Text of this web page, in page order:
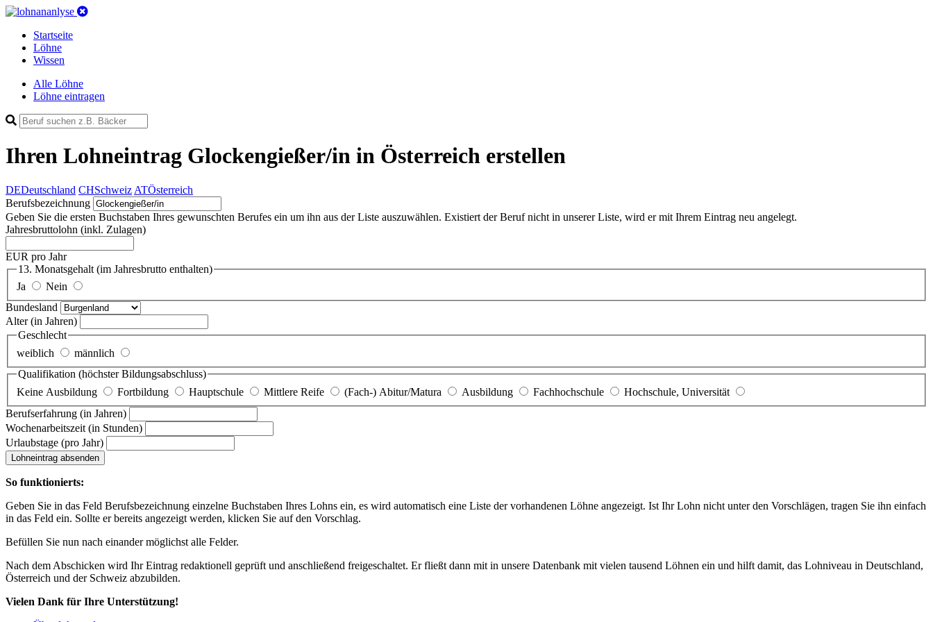
Startseite
Löhne
Wissen
Alle Löhne
Löhne eintragen
Ihren Lohneintrag Glockengießer/in in Österreich erstellen
DEDeutschland CHSchweiz ATÖsterreich
Berufsbezeichnung
Geben Sie die ersten Buchstaben Ihres gewunschten Berufes ein um ihn aus der Liste auszuwählen. Existiert der Beruf nicht in unserer Liste, wird er mit Ihrem Eintrag neu angelegt.
Jahresbruttolohn (inkl. Zulagen)
EUR pro Jahr
13. Monatsgehalt (im Jahresbrutto enthalten)
Ja
Nein
Bundesland
Alter(in Jahren)
Geschlecht
weiblich
männlich
Qualifikation (höchster Bildungsabschluss)
Keine Ausbildung
Fortbildung Hauptschule Mittlere Reife (Fach-) Abitur/Matura Ausbildung Fachhochschule
Hochschule, Universität
Berufserfahrung (in Jahren)
Wochenarbeitszeit (in Stunden)
Urlaubstage (pro Jahr)
Lohneintrag absenden
So funktionierts:
Geben Sie in das Feld Berufsbezeichnung einzelne Buchstaben Ihres Lohns ein, es wird automatisch eine Liste der vorhandenen Löhne angezeigt. Ist Ihr Lohn nicht unter den Vorschlägen, tragen Sie ihn einfach
in das Feld ein. Sollte er bereits angezeigt werden, klicken Sie auf den Vorschlag.
Befüllen Sie nun nach einander möglichst alle Felder.
Nach dem Abschicken wird Ihr Eintrag redaktionell geprüft und anschließend freigeschaltet. Er fließt dann mit in unsere Datenbank mit vielen tausend Löhnen ein und hilft damit, das Lohniveau in Deutschland,
Österreich und der Schweiz abzubilden.
Vielen Dank für Ihre Unterstützung!